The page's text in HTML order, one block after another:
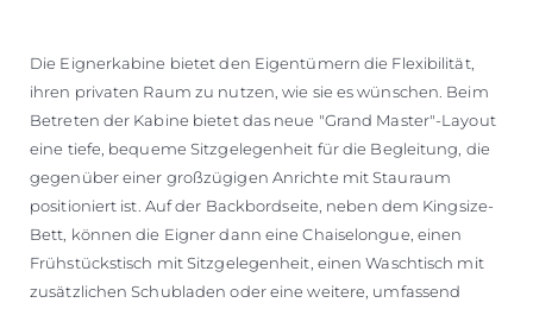
Die Eignerkabine bietet den Eigentümern die Flexibilität,
ihren privaten Raum zu nutzen, wie sie es wünschen. Beim
Betreten der Kabine bietet das neue "Grand Master"-Layout
eine tiefe, bequeme Sitzgelegenheit für die Begleitung, die
gegenüber einer großzügigen Anrichte mit Stauraum
positioniert ist. Auf der Backbordseite, neben dem Kingsize-
Bett, können die Eigner dann eine Chaiselongue, einen
Frühstückstisch mit Sitzgelegenheit, einen Waschtisch mit
zusätzlichen Schubladen oder eine weitere, umfassend